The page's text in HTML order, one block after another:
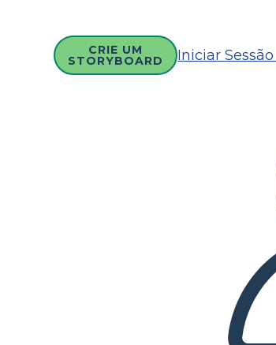
CRIE UM
STORYBOARD Iniciar Sessão